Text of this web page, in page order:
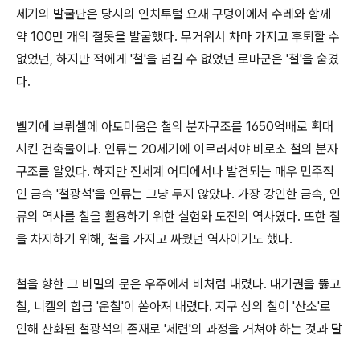
세기의 발굴단은 당시의 인치투털 요새 구덩이에서 수레와 함께
약 100만 개의 철못을 발굴했다. 무거워서 차마 가지고 후퇴할 수
없었던, 하지만 적에게 '철'을 넘길 수 없었던 로마군은 '철'을 숨겼
다.
벨기에 브뤼셀에 아토미움은 철의 분자구조를 1650억배로 확대
시킨 건축물이다. 인류는 20세기에 이르러서야 비로소 철의 분자
구조를 알았다. 하지만 전세계 어디에서나 발견되는 매우 민주적
인 금속 '철광석'을 인류는 그냥 두지 않았다. 가장 강인한 금속, 인
류의 역사를 철을 활용하기 위한 실험와 도전의 역사였다. 또한 철
을 차지하기 위해, 철을 가지고 싸웠던 역사이기도 했다.
철을 향한 그 비밀의 문은 우주에서 비처럼 내렸다. 대기권을 뚫고
철, 니켈의 합금 '운철'이 쏟아져 내렸다. 지구 상의 철이 '산소'로
인해 산화된 철광석의 존재로 '제련'의 과정을 거쳐야 하는 것과 달